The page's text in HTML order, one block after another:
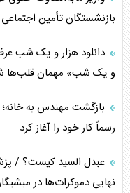
اوکراین بازوی مخرب
اهمیت راهبردی اردن
همسویی عربستان با
بازنشستگان تأمین اجتماعی
دانلود هزار و یک شب
و یک شب» مهمان قلب‌ها
بازگشت مهندس به
رسماً کار خود را آغاز کرد
عبدل السید کیست؟ /
نهایی دموکرات‌ها در